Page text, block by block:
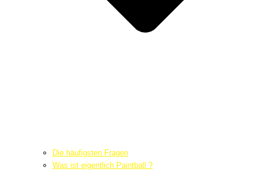
Die häufigsten Fragen
Was ist eigentlich Paintball ?